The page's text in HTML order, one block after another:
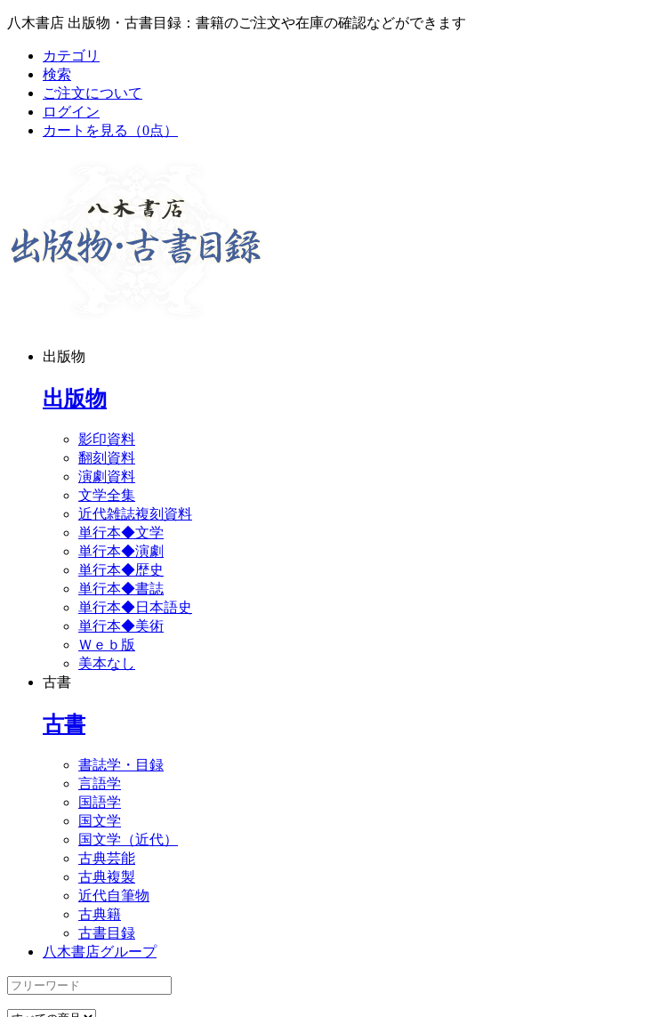
八木書店 出版物・古書目録：書籍のご注文や在庫の確認などができます
カテゴリ
検索
ご注文について
ログイン
カートを見る
（0点）
出版物
出版物
影印資料
翻刻資料
演劇資料
文学全集
近代雑誌複刻資料
単行本◆文学
単行本◆演劇
単行本◆歴史
単行本◆書誌
単行本◆日本語史
単行本◆美術
Ｗｅｂ版
美本なし
古書
古書
書誌学・目録
言語学
国語学
国文学
国文学（近代）
古典芸能
古典複製
近代自筆物
古典籍
古書目録
八木書店グループ